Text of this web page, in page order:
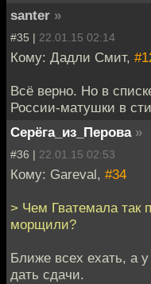
santer »
#35 | 22.01.15 02:14
Кому: Дадли Смит,
Всё верно. Но в
России-матушки в
Серёга_из_Перова »
#36 | 22.01.15 02:53
Кому: Gareval, #34
> Чем Гватемала так
морщили?
Ближе всех ехать, а
дать сдачи.